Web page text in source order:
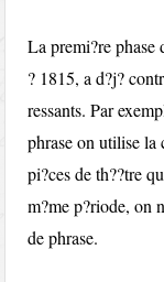
La premi?re phase
? 1815, a d?j?
ressants. Par
phrase on utilise
pi?ces de th??tre
m?me p?riode, on
de phrase.